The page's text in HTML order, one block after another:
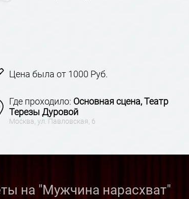
Цена была от 1000 Руб.
Где проходило: Основная сцена, Театр
Терезы Дуровой
Москва, ул. Павловская, 6
на "Мужчина нарасхват"